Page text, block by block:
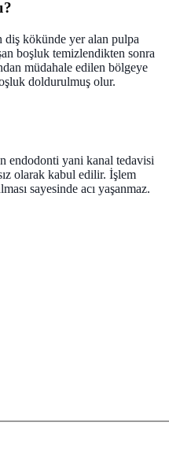
diş kökünde yer alan pulpa
boşluk temizlendikten sonra
müdahale edilen bölgeye
doldurulmuş olur.
endodonti yani kanal tedavisi
olarak kabul edilir. İşlem
sayesinde acı yaşanmaz.